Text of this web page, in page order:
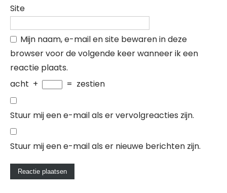
Site
Mijn naam, e-mail en site bewaren in deze
browser voor de volgende keer wanneer ik een
reactie plaats.
acht + = zestien
Stuur mij een e-mail als er vervolgreacties zijn.
Stuur mij een e-mail als er nieuwe berichten zijn.